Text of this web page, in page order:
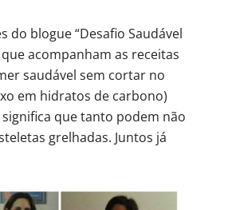
blogue “Desafio Saudável
acompanham as receitas
saudável sem cortar no
em hidratos de carbono)
que tanto podem não
grelhadas. Juntos já